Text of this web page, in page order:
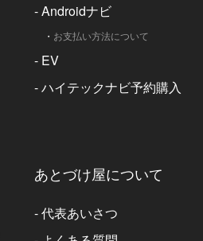
-Androidナビ
・ お支払い方法について
- EV
-ハイテックナビ予約購入
あとづけ屋について
-代表あいさつ